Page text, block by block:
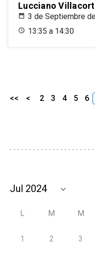
Lucciano
3 de Septiembre
13:35 a 14:30
<< < 2 3 4 5 6
L M M
1 2 3